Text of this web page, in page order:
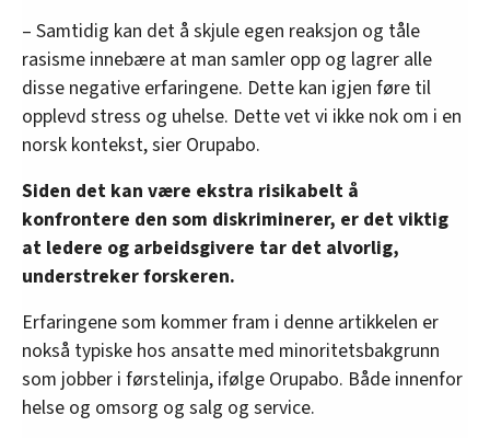
– Samtidig kan det å skjule egen reaksjon og tåle
rasisme innebære at man samler opp og lagrer alle
disse negative erfaringene. Dette kan igjen føre til
opplevd stress og uhelse. Dette vet vi ikke nok om i en
norsk kontekst, sier Orupabo.
Siden det kan være ekstra risikabelt å
konfrontere den som diskriminerer, er det viktig
at ledere og arbeidsgivere tar det alvorlig,
understreker forskeren.
Erfaringene som kommer fram i denne artikkelen er
nokså typiske hos ansatte med minoritetsbakgrunn
som jobber i førstelinja, ifølge Orupabo. Både innenfor
helse og omsorg og salg og service.